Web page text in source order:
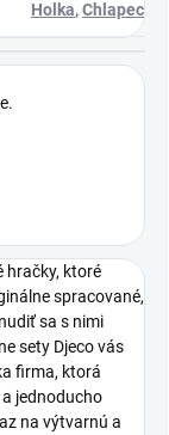
Holka,Chlapec
hračky, ktoré
spracované,
sa s nimi
sety Djeco vás
firma, ktorá
jednoducho
na výtvarnú a